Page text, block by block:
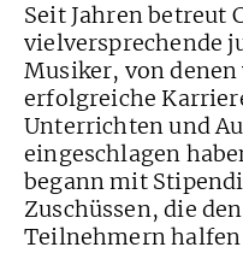
Seit Jahren betreut
vielversprechende
Musiker, von denen
erfolgreiche
Unterrichten und
eingeschlagen
begann mit
Zuschüssen, die den
Teilnehmern